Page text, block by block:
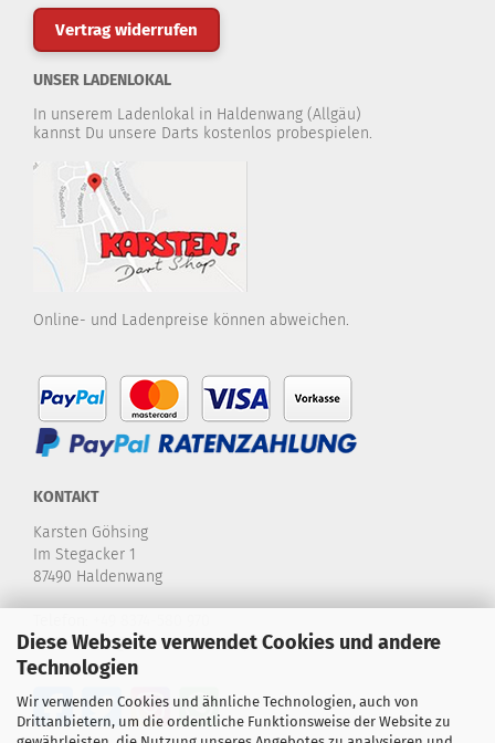
Diese Webseite verwendet Cookies und andere
Technologien
Wir verwenden Cookies und ähnliche Technologien, auch von
Drittanbietern, um die ordentliche Funktionsweise der Website zu
Vertrag widerrufen
UNSER LADENLOKAL
In unserem Ladenlokal in Haldenwang (Allgäu)
kannst Du unsere Darts kostenlos probespielen.
Online- und Ladenpreise können abweichen.
KONTAKT
Karsten Göhsing
Im Stegacker 1
87490 Haldenwang
E-Mail:info@karstensdartshop.de